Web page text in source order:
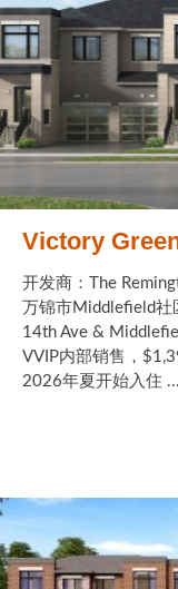
Victory
开发商：The
万锦市Middlefield社
14th Ave &
VVIP内部销售，
2026年夏开始入住 ...